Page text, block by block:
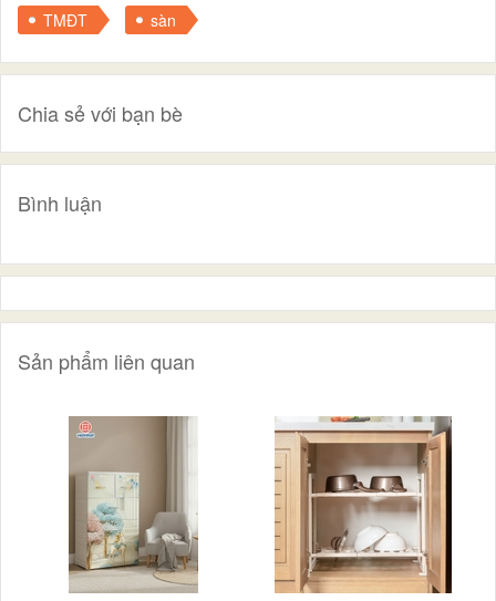
TMĐT sàn
Chia sẻ với bạn bè
Bình luận
Sản phẩm liên quan